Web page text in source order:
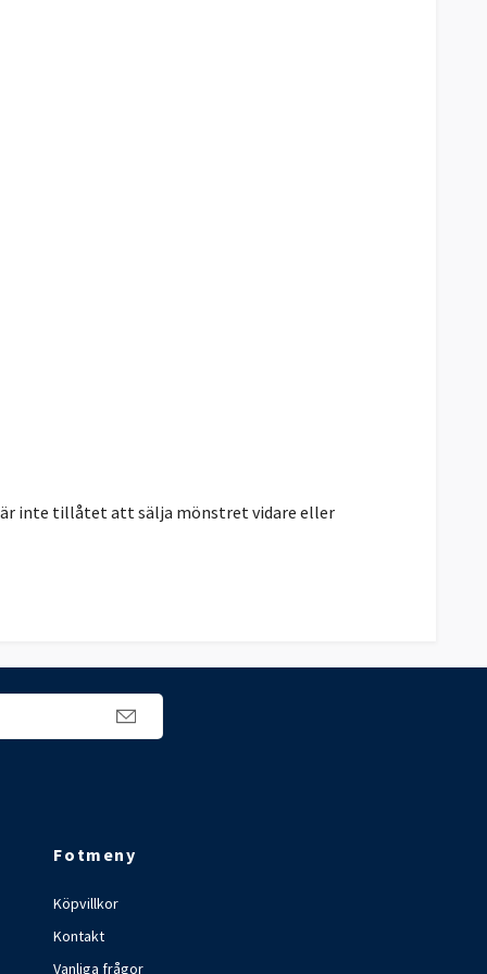
är inte tillåtet att sälja mönstret vidare eller
Fotmeny
Köpvillkor
Kontakt
Vanliga frågor